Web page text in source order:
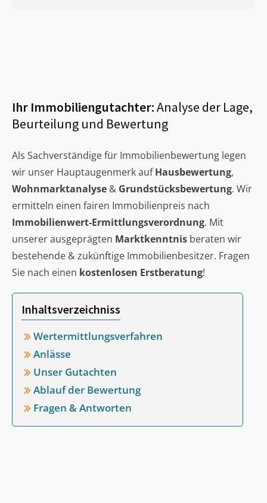
Ihr Immobiliengutachter:Analyse der Lage,
Beurteilung und Bewertung
Als Sachverständige für Immobilienbewertung legen
wir unser Hauptaugenmerk aufHausbewertung,
Wohnmarktanalyse & Grundstücksbewertung. Wir
ermitteln einen fairen Immobilienpreis nach
Immobilienwert-Ermittlungsverordnung. Mit
unserer ausgeprägten Marktkenntnis beraten wir
bestehende & zukünftige Immobilienbesitzer. Fragen
Sie nach einen kostenlosen Erstberatung!
Inhaltsverzeichniss
Wertermittlungsverfahren
Anlässe
Unser Gutachten
Ablauf der Bewertung
Fragen & Antworten